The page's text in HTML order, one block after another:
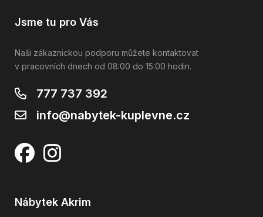
Jsme tu pro Vás
Naši zákaznickou podporu můžete kontaktovat
v pracovních dnech od 08:00 do 15:00 hodin.
777 737 392
info@nabytek-kuplevne.cz
Nábytek Akrim